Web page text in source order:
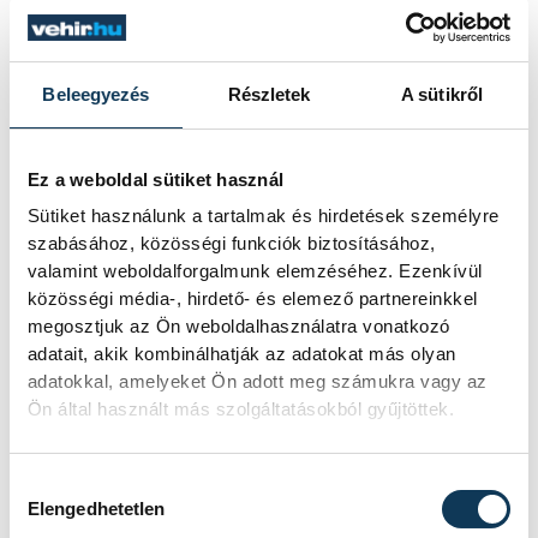
Beleegyezés Részletek A sütikről
Ez a weboldal sütiket használ
Sütiket használunk a tartalmak és hirdetések személyre
szabásához, közösségi funkciók biztosításához,
valamint weboldalforgalmunk elemzéséhez. Ezenkívül
közösségi média-, hirdető- és elemező partnereinkkel
megosztjuk az Ön weboldalhasználatra vonatkozó
adatait, akik kombinálhatják az adatokat más olyan
adatokkal, amelyeket Ön adott meg számukra vagy az
Ön által használt más szolgáltatásokból gyűjtöttek.
Elengedhetetlen
vehir.hu
Csaba